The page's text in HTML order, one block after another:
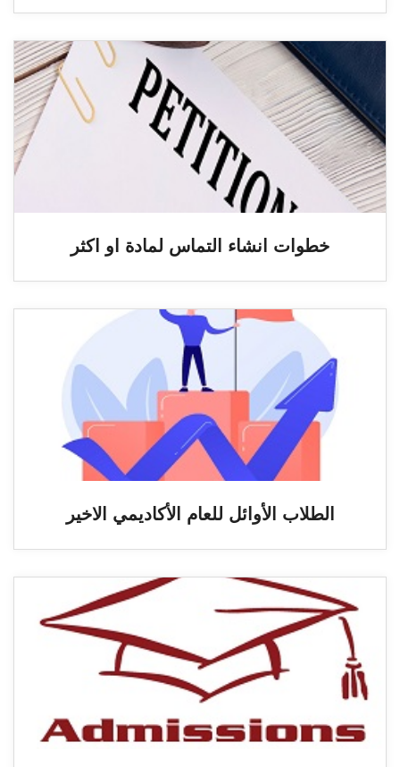
خطوات انشاء التماس لمادة او اكثر
الطلاب الأوائل للعام الأكاديمي الاخير